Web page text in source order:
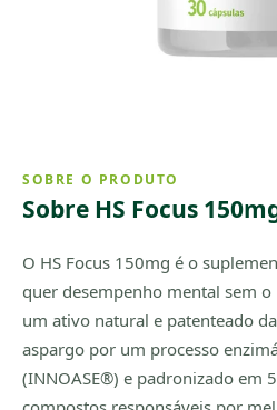
SOBRE O PRODUTO
Sobre HS Focus
O HS Focus 150mg é o
quer desempenho mental sem o
um ativo natural e patenteado
aspargo por um processo
(INNOASE®) e padronizado em